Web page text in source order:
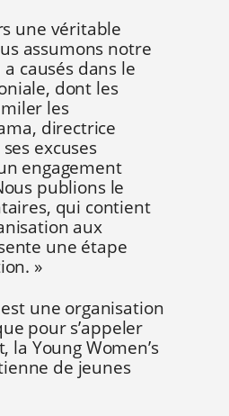
une véritable
assumons notre
causés dans le
dont les
les
directrice
excuses
engagement
publions le
qui contient
aux
une étape
»
une organisation
pour s’appeler
la Young Women’s
de jeunes